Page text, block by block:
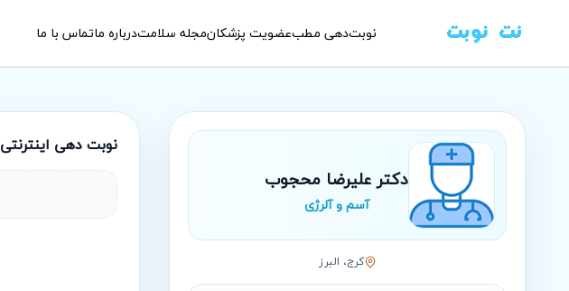
نوبت‌دهی مطبعضویت پزشکانمجله سلامتدرباره ماتماس با ما
دکتر علیرضا محجوب
آسم و آلرژی
كرج، البرز
نوبت‌ دهی اینترنتی